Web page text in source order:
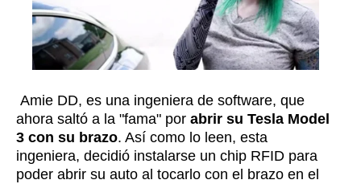
Amie DD, es una ingeniera de software, que
ahora saltó a la "fama" por abrir su Tesla Model
3 con su brazo. Así como lo leen, esta
ingeniera, decidió instalarse un chip RFID para
poder abrir su auto al tocarlo con el brazo en el